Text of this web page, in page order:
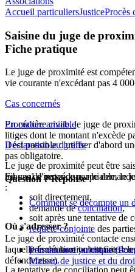
Accueil particuliersJusticeProcès
Saisine du juge de
Fiche pratique
Le juge de proximité est
vie courante n'excédant pas 4
Cas concernés
En matière civile, le juge de
litiges dont le montant n'excède
Procédure amiable
Il est possible d'utiliser d'abord
pas obligatoire.
En cas de procédure amiable, le
:
demande deconciliation,
requête conjointe des
présentation volontaire des
Déclaration au greffe
Le juge de proximité peut être
tribunal d'instance par le
soit directement,
soit après une tentative de
Le juge de proximité contacte
laquelle la déclaration est faite :
défenderesse).
Question ? Réponse !
Comment se décompte un
Où s'adresser ?
Permanence juridique
Maison de justice et du